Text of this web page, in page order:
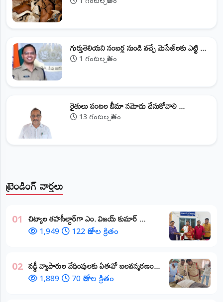
ట్రెండింగ్ వార్తలు
01 ​చిట్యాల తహసీల్దార్‌గా ఎం. విజయ్ కుమార్ ...
1,949 122 రోజుల క్రితం
02 వడ్డీ వ్యాపారుల వేధింపులకు ఏఈవో బలవన్మరణం...
1,889 70 రోజుల క్రితం
గుర్తుతెలియని నంబర్ల నుండి వచ్చే మెసేజ్‌లకు ఎట్టి ...
1 గంటల క్రితం
రైతులు పంటల బీమా నమోదు చేసుకోవాలి ...
13 గంటల క్రితం